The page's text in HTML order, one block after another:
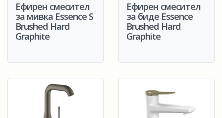
Ефирен смесител
за мивка Essence S
Brushed Hard
Graphite
Ефирен смесител
за биде Essence
Brushed Hard
Graphite